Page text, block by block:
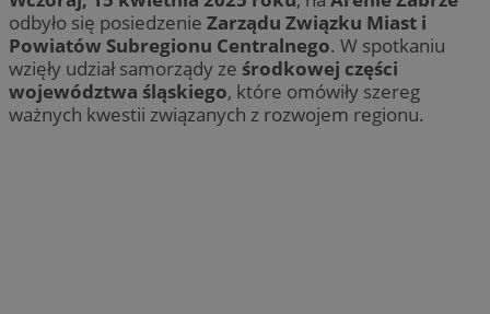
odbyło się posiedzenie Zarządu Związku Miast i
Powiatów Subregionu Centralnego. W spotkaniu
wzięły udział samorządy ze środkowej części
województwa śląskiego, które omówiły szereg
ważnych kwestii związanych z rozwojem regionu.